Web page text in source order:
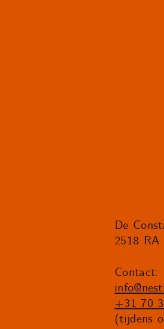
De
2518 RA
Contact:
+31 70
(tijdens